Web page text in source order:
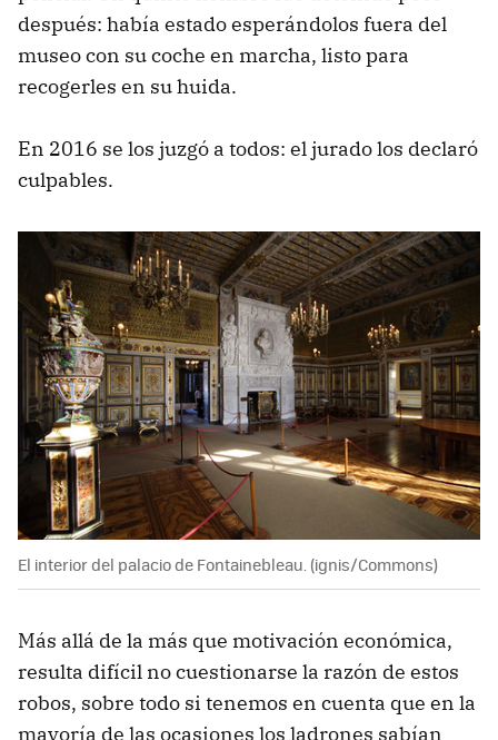
después: había estado esperándolos fuera del
museo con su coche en marcha, listo para
recogerles en su huida.
En 2016 se los juzgó a todos: el jurado los declaró
culpables.
El interior del palacio de Fontainebleau. (ignis/Commons)
Más allá de la más que motivación económica,
resulta difícil no cuestionarse la razón de estos
robos, sobre todo si tenemos en cuenta que en la
mayoría de las ocasiones los ladrones sabían